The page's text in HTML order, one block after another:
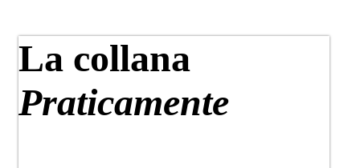
​​​​​​​La collana
Praticamente